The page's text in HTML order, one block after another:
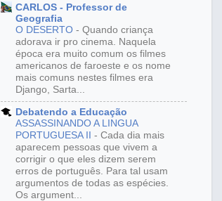
CARLOS - Professor de
Geografia
O DESERTO - Quando criança
adorava ir pro cinema. Naquela
época era muito comum os filmes
americanos de faroeste e os nome
mais comuns nestes filmes era
Django, Sarta...
Debatendo a Educação
ASSASSINANDO A LINGUA
PORTUGUESA II - Cada dia mais
aparecem pessoas que vivem a
corrigir o que eles dizem serem
erros de português. Para tal usam
argumentos de todas as espécies.
Os argument...